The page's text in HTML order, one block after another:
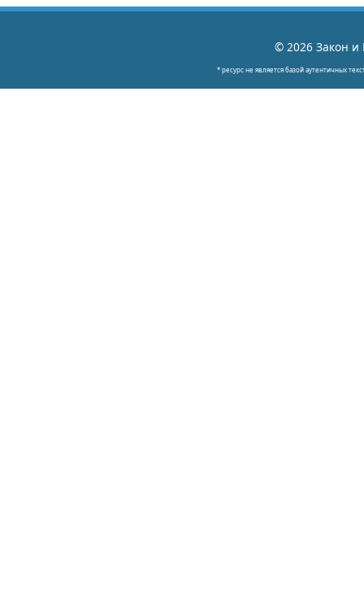
© 2026 Закон и
* ресурс не является базой аутентичных